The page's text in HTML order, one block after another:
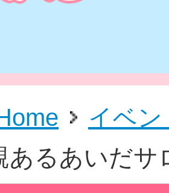
情報
イベ
あるあいだサ